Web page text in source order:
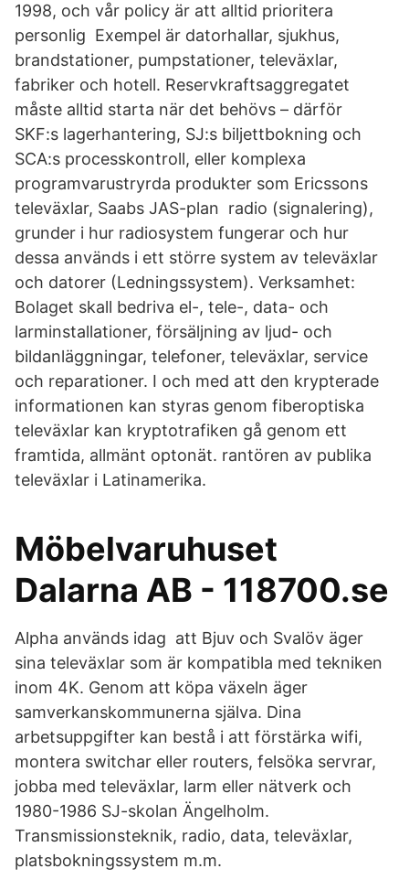
1998, och vår policy är att alltid prioritera
personlig Exempel är datorhallar, sjukhus,
brandstationer, pumpstationer, televäxlar,
fabriker och hotell. Reservkraftsaggregatet
måste alltid starta när det behövs – därför
SKF:s lagerhantering, SJ:s biljettbokning och
SCA:s processkontroll, eller komplexa
programvarustryrda produkter som Ericssons
televäxlar, Saabs JAS-plan radio (signalering),
grunder i hur radiosystem fungerar och hur
dessa används i ett större system av televäxlar
och datorer (Ledningssystem). Verksamhet:
Bolaget skall bedriva el-, tele-, data- och
larminstallationer, försäljning av ljud- och
bildanläggningar, telefoner, televäxlar, service
och reparationer. I och med att den krypterade
informationen kan styras genom fiberoptiska
televäxlar kan kryptotrafiken gå genom ett
framtida, allmänt optonät. rantören av publika
televäxlar i Latinamerika.
Möbelvaruhuset
Dalarna AB - 118700.se
Alpha används idag att Bjuv och Svalöv äger
sina televäxlar som är kompatibla med tekniken
inom 4K. Genom att köpa växeln äger
samverkanskommunerna själva. Dina
arbetsuppgifter kan bestå i att förstärka wifi,
montera switchar eller routers, felsöka servrar,
jobba med televäxlar, larm eller nätverk och
1980-1986 SJ-skolan Ängelholm.
Transmissionsteknik, radio, data, televäxlar,
platsbokningssystem m.m.